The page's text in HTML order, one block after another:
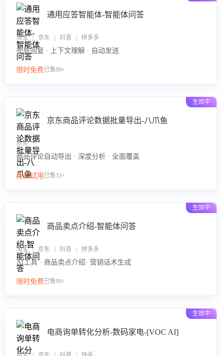
通用应答智能体-智能体问答
淘宝 | 京东 | 抖音 | 拼多多
兜底回复 · 上下文理解 · 自动发送
限时免费已售99+
生效中
京东商品评论数据批量导出-八爪鱼
京东
商品评论自动导出 · 深度分析 · 全面覆盖
免费试用 已售33+
生效中
商品卖点介绍-智能体问答
淘宝 | 京东 | 抖音 | 拼多多
AI工具 · 商品卖点介绍· 营销话术生成
限时免费已售99+
生效中
电商询单转化分析-数码家电-[VOC AI]